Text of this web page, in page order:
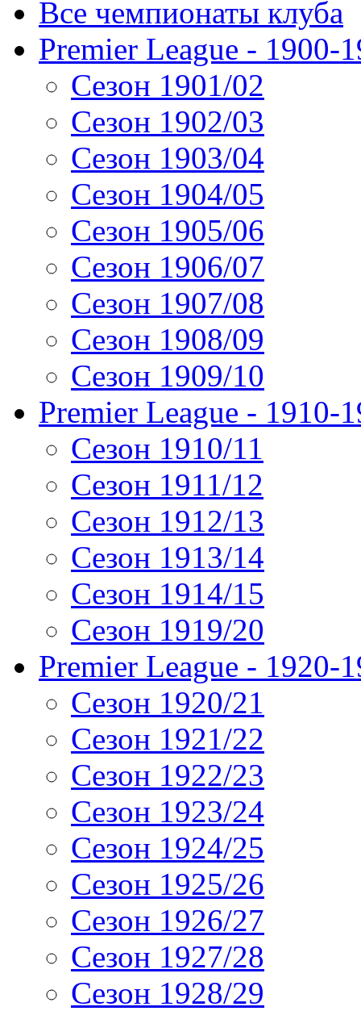
Все чемпионаты клуба
Premier League - 1900-
Сезон 1901/02
Сезон 1902/03
Сезон 1903/04
Сезон 1904/05
Сезон 1905/06
Сезон 1906/07
Сезон 1907/08
Сезон 1908/09
Сезон 1909/10
Premier League - 1910-
Сезон 1910/11
Сезон 1911/12
Сезон 1912/13
Сезон 1913/14
Сезон 1914/15
Сезон 1919/20
Premier League - 1920-
Сезон 1920/21
Сезон 1921/22
Сезон 1922/23
Сезон 1923/24
Сезон 1924/25
Сезон 1925/26
Сезон 1926/27
Сезон 1927/28
Сезон 1928/29